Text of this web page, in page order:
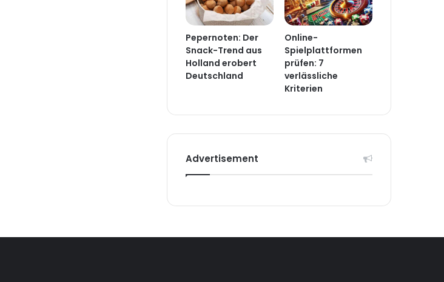
Pepernoten: Der
Snack-Trend aus
Holland erobert
Deutschland
Online-
Spielplattformen
prüfen: 7
verlässliche
Kriterien
Advertisement